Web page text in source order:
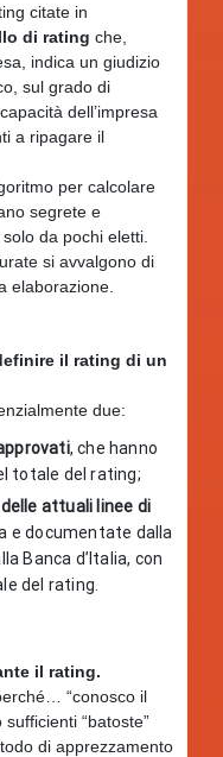
citate in
di rating che,
indica un giudizio
sul grado di
dell’impresa
a ripagare il
per calcolare
segrete e
da pochi eletti.
si avvalgono di
elaborazione.
il rating di un
due:
, che hanno
totale del rating;
attuali linee di
e documentate dalla
Banca d’Italia, con
del rating.
il rating.
“conosco il
“batoste”
di apprezzamento